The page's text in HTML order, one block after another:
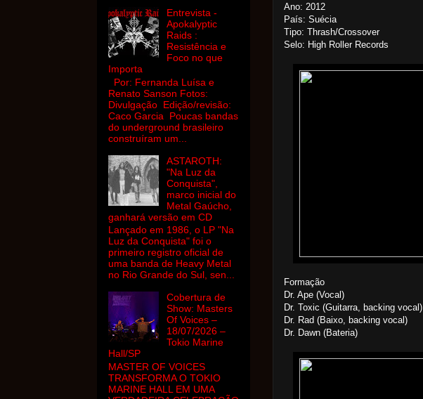
Ano: 2012
País: Suécia
Tipo: Thrash/Crossover
Selo: High Roller Records
Formação
Dr. Ape (Vocal)
Dr. Toxic (Guitarra, backing vocal)
Dr. Rad (Baixo, backing vocal)
Dr. Dawn (Bateria)
Entrevista -
Apokalyptic
Raids :
Resistência e
Foco no que
Importa
Por: Fernanda Luísa e
Renato Sanson Fotos:
Divulgação Edição/revisão:
Caco Garcia Poucas bandas
do underground brasileiro
construíram um...
ASTAROTH:
"Na Luz da
Conquista",
marco inicial do
Metal Gaúcho,
ganhará versão em CD
Lançado em 1986, o LP "Na
Luz da Conquista" foi o
primeiro registro oficial de
uma banda de Heavy Metal
no Rio Grande do Sul, sen...
Cobertura de
Show: Masters
Of Voices –
18/07/2026 –
Tokio Marine
Hall/SP
MASTER OF VOICES
TRANSFORMA O TOKIO
MARINE HALL EM UMA